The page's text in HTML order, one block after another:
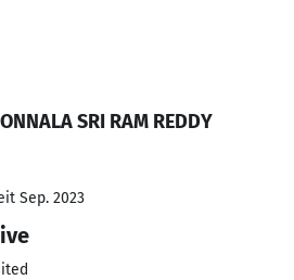
SRI RAM REDDY
Sep. 2023